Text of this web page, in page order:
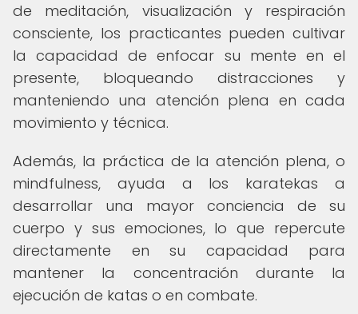
de meditación, visualización y respiración
consciente, los practicantes pueden cultivar
la capacidad de enfocar su mente en el
presente, bloqueando distracciones y
manteniendo una atención plena en cada
movimiento y técnica.
Además, la práctica de la atención plena, o
mindfulness, ayuda a los karatekas a
desarrollar una mayor conciencia de su
cuerpo y sus emociones, lo que repercute
directamente en su capacidad para
mantener la concentración durante la
ejecución de katas o en combate.